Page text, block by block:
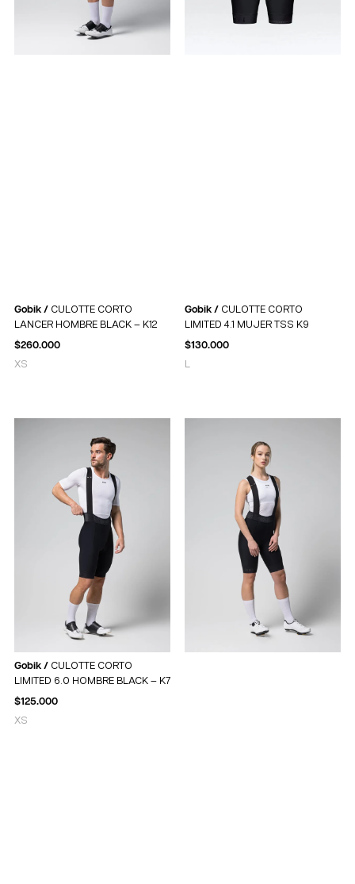
Gobik / CULOTTE CORTO
LANCER HOMBRE BLACK – K12
$260.000
XS
Gobik / CULOTTE CORTO
LIMITED 4.1 MUJER TSS K9
$130.000
L
Gobik / CULOTTE CORTO
LIMITED 6.0 HOMBRE BLACK – K7
$125.000
XS